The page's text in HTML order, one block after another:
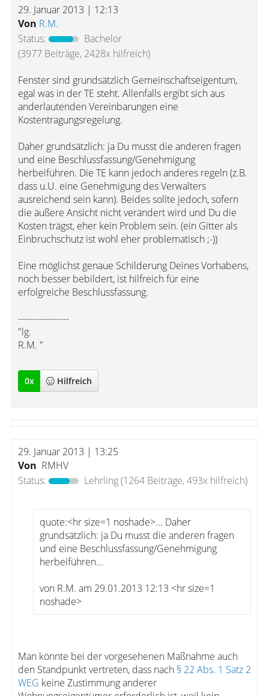
29. Januar 2013 | 12:13
Von R.M.
Status:
Bachelor
(3977 Beiträge, 2428x hilfreich)
Fenster sind grundsätzlich Gemeinschaftseigentum,
egal was in der TE steht. Allenfalls ergibt sich aus
anderlautenden Vereinbarungen eine
Kostentragungsregelung.
Daher grundsätzlich: ja Du musst die anderen fragen
und eine Beschlussfassung/Genehmigung
herbeiführen. Die TE kann jedoch anderes regeln (z.B.
dass u.U. eine Genehmigung des Verwalters
ausreichend sein kann). Beides sollte jedoch, sofern
die äußere Ansicht nicht verändert wird und Du die
Kosten trägst, eher kein Problem sein. (ein Gitter als
Einbruchschutz ist wohl eher problematisch ;-))
Eine möglichst genaue Schilderung Deines Vorhabens,
noch besser bebildert, ist hilfreich für eine
erfolgreiche Beschlussfassung.
-----------------
"lg.
R.M. "
0x Hilfreich
29. Januar 2013 | 13:25
Von RMHV
Status:
Lehrling(1264 Beiträge, 493x hilfreich)
quote:<hr size=1 noshade>... Daher
grundsätzlich: ja Du musst die anderen fragen
und eine Beschlussfassung/Genehmigung
herbeiführen...
von R.M. am 29.01.2013 12:13 <hr size=1
noshade>
Man könnte bei der vorgesehenen Maßnahme auch
den Standpunkt vertreten, dass nach § 22 Abs. 1 Satz 2
WEG keine Zustimmung anderer